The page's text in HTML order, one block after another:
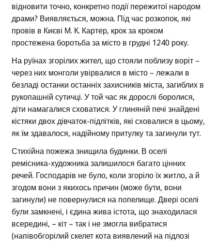
відновити точно, конкретно події пережитої народом
драми? Виявляється, можна. Під час розкопок, які
провів в Києві М. К. Картер, крок за кроком
простежена боротьба за місто в грудні 1240 року.
На руїнах згорілих жител, що стояли поблизу воріт –
через них монголи увірвалися в місто – лежали в
безладі останки останніх захисників міста, загиблих в
рукопашній сутичці. У той час як дорослі боролися,
діти намагалися сховатися. У глиняній печі знайдені
кістяки двох дівчаток-підлітків, які сховалися в цьому,
як їм здавалося, надійному притулку та загинули тут.
Стихійна пожежа знищила будинки. В оселі
ремісника-художника залишилося багато цінних
речей. Господарів не було, коли згоріло їх житло, а й
згодом вони з якихось причин (може бути, вони
загинули) не повернулися на попелище. Двері оселі
були замкнені, і єдина жива істота, що знаходилася
всередині, – кіт – так і не змогла вибратися
(напівобгорілий скелет кота виявлений на підлозі